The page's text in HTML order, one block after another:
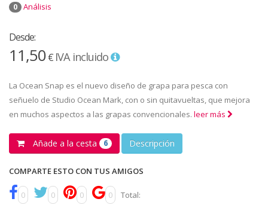
0 Análisis
Desde:
11,50€ IVA incluido
La Ocean Snap es el nuevo diseño de grapa para pesca con
señuelo de Studio Ocean Mark, con o sin quitavueltas, que mejora
en muchos aspectos a las grapas convencionales. leer más
Añade a la cesta 6 Descripción
COMPARTE ESTO CON TUS AMIGOS
0 0 0 0 Total: